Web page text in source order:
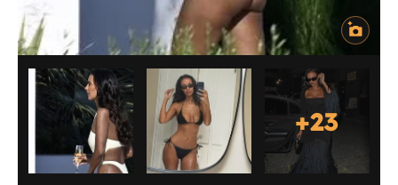
+23